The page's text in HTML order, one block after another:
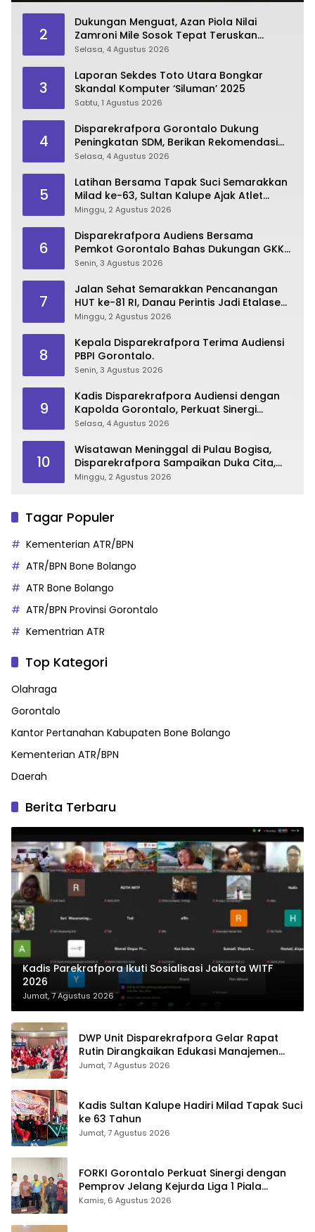
2
Dukungan Menguat, Azan Piola Nilai
Zamroni Mile Sosok Tepat Teruskan
Pembangunan Bone Bolango
Selasa, 4 Agustus 2026
3
Laporan Sekdes Toto Utara Bongkar
Skandal Komputer ‘Siluman’ 2025
Sabtu, 1 Agustus 2026
4
Disparekrafpora Gorontalo Dukung
Peningkatan SDM, Berikan Rekomendasi
Studi S3 bagi Pegawai
Selasa, 4 Agustus 2026
5
Latihan Bersama Tapak Suci Semarakkan
Milad ke-63, Sultan Kalupe Ajak Atlet
Lestarikan Budaya Bela Diri
Minggu, 2 Agustus 2026
6
Disparekrafpora Audiens Bersama
Pemkot Gorontalo Bahas Dukungan GKK
2026
Senin, 3 Agustus 2026
7
Jalan Sehat Semarakkan Pencanangan
HUT ke-81 RI, Danau Perintis Jadi Etalase
Wisata Gorontalo
Minggu, 2 Agustus 2026
8
Kepala Disparekrafpora Terima Audiensi
PBPI Gorontalo.
Senin, 3 Agustus 2026
9
Kadis Disparekrafpora Audiensi dengan
Kapolda Gorontalo, Perkuat Sinergi
Sukseskan Gorontalo Karnaval Karawo
Selasa, 4 Agustus 2026
10
Wisatawan Meninggal di Pulau Bogisa,
Disparekrafpora Sampaikan Duka Cita,
Imbau Utamakan Keselamatan
Minggu, 2 Agustus 2026
Tagar Populer
Kementerian ATR/BPN
ATR/BPN Bone Bolango
ATR Bone Bolango
ATR/BPN Provinsi Gorontalo
Kementrian ATR
Top Kategori
Olahraga
Gorontalo
Kantor Pertanahan Kabupaten Bone Bolango
Kementerian ATR/BPN
Daerah
Berita Terbaru
Kadis Parekrafpora Ikuti Sosialisasi Jakarta WITF
2026
Jumat, 7 Agustus 2026
DWP Unit Disparekrafpora Gelar Rapat
Rutin Dirangkaikan Edukasi Manajemen
Stres
Jumat, 7 Agustus 2026
Kadis Sultan Kalupe Hadiri Milad Tapak Suci
ke 63 Tahun
Jumat, 7 Agustus 2026
FORKI Gorontalo Perkuat Sinergi dengan
Pemprov Jelang Kejurda Liga 1 Piala
Gubernur 2026
Kamis, 6 Agustus 2026